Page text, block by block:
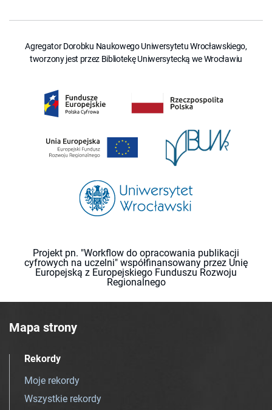
Agregator Dorobku Naukowego Uniwersytetu Wrocławskiego,
tworzony jest przez Bibliotekę Uniwersytecką we Wrocławiu
Projekt pn. "Workflow do opracowania publikacji
cyfrowych na uczelni" współfinansowany przez Unię
Europejską z Europejskiego Funduszu Rozwoju
Regionalnego
Mapa strony
Rekordy
Moje rekordy
Wszystkie rekordy